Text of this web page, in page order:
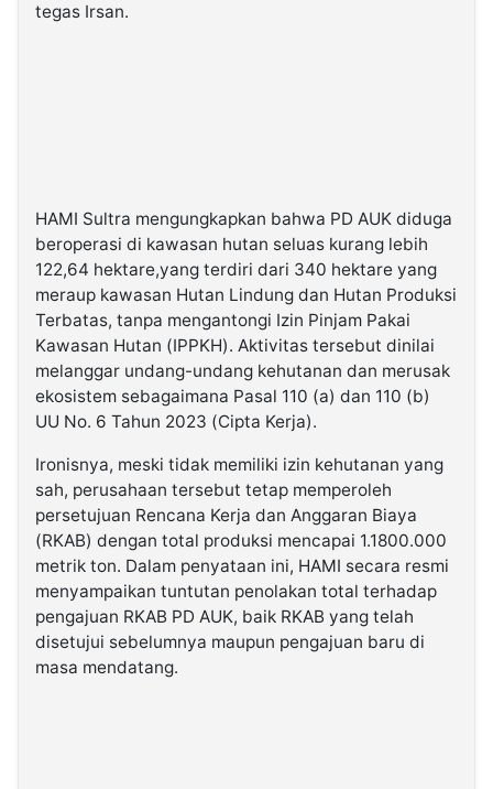
tegas Irsan.
HAMI Sultra mengungkapkan bahwa PD AUK diduga
beroperasi di kawasan hutan seluas kurang lebih
122,64 hektare,yang terdiri dari 340 hektare yang
meraup kawasan Hutan Lindung dan Hutan Produksi
Terbatas, tanpa mengantongi Izin Pinjam Pakai
Kawasan Hutan (IPPKH). Aktivitas tersebut dinilai
melanggar undang-undang kehutanan dan merusak
ekosistem sebagaimana Pasal 110 (a) dan 110 (b)
UU No. 6 Tahun 2023 (Cipta Kerja).
Ironisnya, meski tidak memiliki izin kehutanan yang
sah, perusahaan tersebut tetap memperoleh
persetujuan Rencana Kerja dan Anggaran Biaya
(RKAB) dengan total produksi mencapai 1.1800.000
metrik ton. Dalam penyataan ini, HAMI secara resmi
menyampaikan tuntutan penolakan total terhadap
pengajuan RKAB PD AUK, baik RKAB yang telah
disetujui sebelumnya maupun pengajuan baru di
masa mendatang.